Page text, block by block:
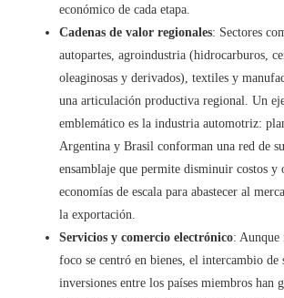
económico de cada etapa.
Cadenas de valor regionales: Sectores
autopartes, agroindustria (hidrocarburos,
oleaginosas y derivados), textiles y
una articulación productiva regional. Un
emblemático es la industria automotriz:
Argentina y Brasil conforman una red de
ensamblaje que permite disminuir costos y
economías de escala para abastecer al
la exportación.
Servicios y comercio electrónico: Aunque
foco se centró en bienes, el intercambio de
inversiones entre los países miembros han